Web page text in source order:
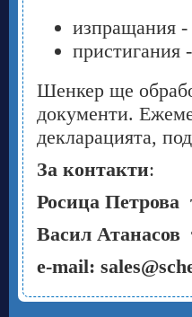
изпращания -
пристигания
Шенкер ще
документи.
декларацията,
За контакти:
Росица Петрова
Васил Атанасов
e-mail: sales@